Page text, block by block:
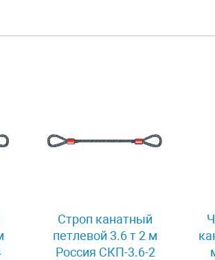
Строп канатный
петлевой 3.6 т 2 м
Россия СКП-3.6-2